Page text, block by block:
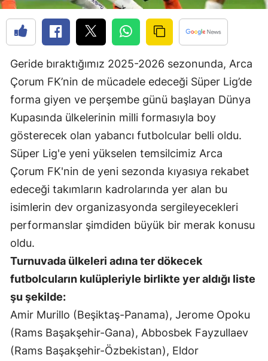
Erzurum
Eskişehir
Giresun
Gümüşhane
Hakkari
Hatay
Isparta
Mersin
İstanbul
Kars
Kırklareli
Geride bıraktığımız 2025-2026 sezonunda, Arca
Çorum FK’nin de mücadele edeceği Süper Lig’de
forma giyen ve perşembe günü başlayan Dünya
Kupasında ülkelerinin milli formasıyla boy
gösterecek olan yabancı futbolcular belli oldu.
Süper Lig'e yeni yükselen temsilcimiz Arca
Çorum FK'nin de yeni sezonda kıyasıya rekabet
edeceği takımların kadrolarında yer alan bu
isimlerin dev organizasyonda sergileyecekleri
performanslar şimdiden büyük bir merak konusu
oldu.
Turnuvada ülkeleri adına ter dökecek
futbolcuların kulüpleriyle birlikte yer aldığı liste
şu şekilde:
Amir Murillo (Beşiktaş-Panama), Jerome Opoku
(Rams Başakşehir-Gana), Abbosbek Fayzullaev
(Rams Başakşehir-Özbekistan), Eldor